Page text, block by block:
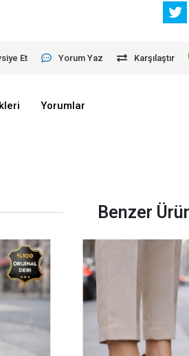
Et Yorum Yaz Karşılaştır
Yorumlar
Benzer